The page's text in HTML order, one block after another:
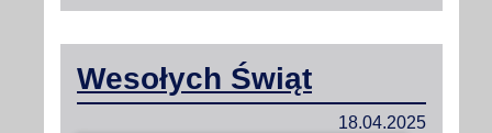
Wesołych Świąt
18.04.2025